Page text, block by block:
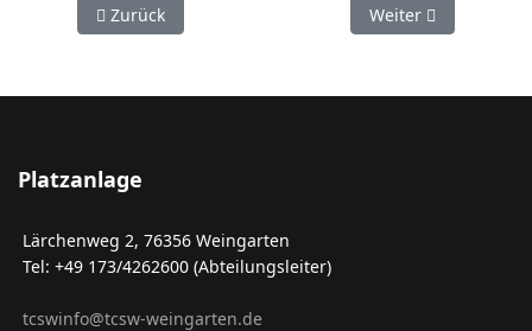
Vorheriger Beitrag: Downloads
Zurück Nächster Beitrag:
Weiter
Platzanlage
Lärchenweg 2, 76356 Weingarten
Tel: +49 173/4262600 (Abteilungsleiter)
tcswinfo@tcsw-weingarten.de